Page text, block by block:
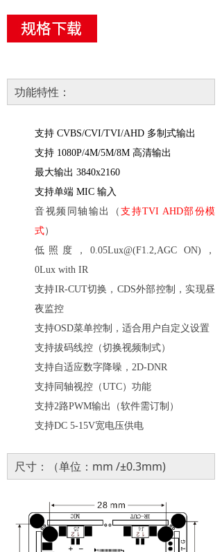
功能特性：
支持 CVBS/CVI/TVI/AHD 多制式输出
支持 1080P/4M/5M/8M 高清输出
最大输出 3840x2160
支持单端 MIC 输入
音视频同轴输出（ 支持TVI AHD部份模
式）
低照度，0.05Lux@(F1.2,AGC ON)，
0Lux with IR
支持IR-CUT切换，CDS外部控制，实现昼
夜监控
支持OSD菜单控制，适合用户自定义设置
支持拔码线控（切换视频制式）
支持自适应数字降噪， 2D-DNR
支持同轴视控（UTC）功能
支持2路PWM输出（软件需订制）
支持DC 5-15V宽电压供电
尺寸：（单位：mm /±0.3mm)